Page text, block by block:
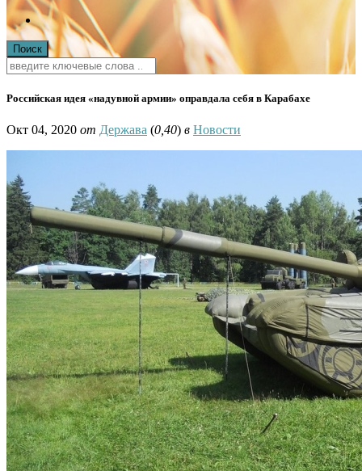
Российская идея «надувной армии» оправдала себя в Карабахе
Окт 04, 2020 от Держава (0,40) в Новости